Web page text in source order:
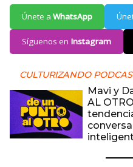
Únete a WhatsApp
Síguenos en Instagram
CULTURIZANDO
Mavi y
AL